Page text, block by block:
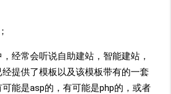
常会听说自助建站，智能建站，
提供了模板以及该模板带有的一套
能是asp的，有可能是php的，或者